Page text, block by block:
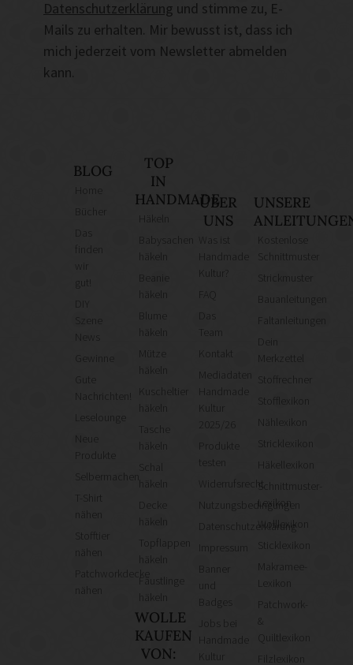
Datenschutzerklärung und stimme zu, E-
Mails zu erhalten. Mir bewusst ist, dass ich
mich jederzeit vom Newsletter abmelden
kann.
BLOG
finden
gut!
News
Gute
Nachrichten!
Leselounge
Neue
Produkte
Selbermachen
T-Shirt
Stofftier
Patchworkdecke
TOP
IN
HANDMADE
häkeln
häkeln
Mütze
häkeln
Kuscheltier
häkeln
Tasche
häkeln
häkeln
Topflappen
häkeln
Fäustlinge
häkeln
WOLLE
KAUFEN
VON:
ÜBER
UNS
Was ist
Kultur?
Team
Kontakt
Mediadaten
Kultur
2025/26
Produkte
testen
Widerrufsrecht
Nutzungsbedingungen
Datenschutzerklärung
Kultur
UNSERE
Kostenlose
Schnittmuster
Strickmuster
Bauanleitungen
Faltanleitungen
Merkzettel
Stoffrechner
Stofflexikon
Nählexikon
Stricklexikon
Häkellexikon
Schnittmuster-
Lexikon
Wolllexikon
Sticklexikon
Makramee-
Lexikon
Patchwork-
&
Quiltlexikon